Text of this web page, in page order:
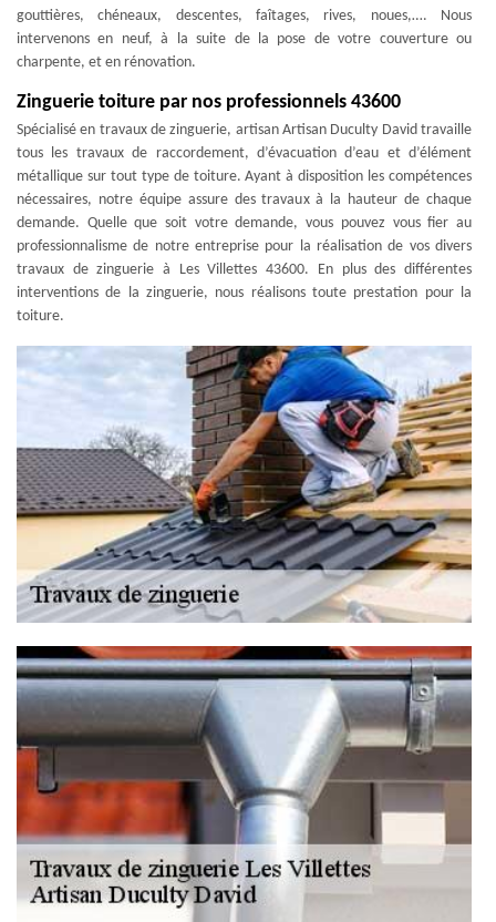
gouttières, chéneaux, descentes, faîtages, rives, noues,…. Nous
intervenons en neuf, à la suite de la pose de votre couverture ou
charpente, et en rénovation.
Zinguerie toiture par nos professionnels 43600
Spécialisé en travaux de zinguerie, artisan Artisan Duculty David travaille
tous les travaux de raccordement, d’évacuation d’eau et d’élément
métallique sur tout type de toiture. Ayant à disposition les compétences
nécessaires, notre équipe assure des travaux à la hauteur de chaque
demande. Quelle que soit votre demande, vous pouvez vous fier au
professionnalisme de notre entreprise pour la réalisation de vos divers
travaux de zinguerie à Les Villettes 43600. En plus des différentes
interventions de la zinguerie, nous réalisons toute prestation pour la
toiture.